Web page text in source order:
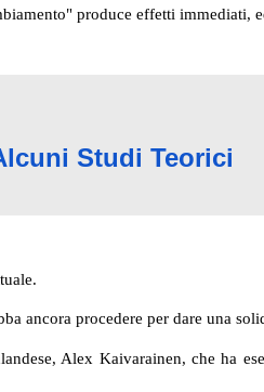
produce effetti immediati,
Studi Teorici
ancora procedere per dare una
Alex Kaivarainen, che ha